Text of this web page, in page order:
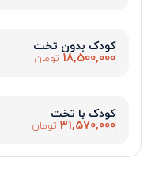
کودک بدون تخت
18,500,000 تومان
کودک با تخت
31,570,000 تومان